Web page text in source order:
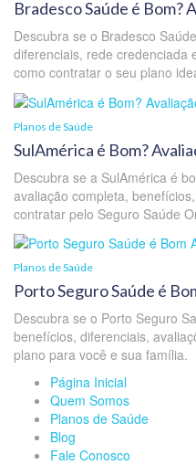
Bradesco Saúde é Bom?
Descubra se o Bradesco
diferenciais, rede credenciada
como contratar o seu plano
Planos de Saúde
SulAmérica é Bom?
Descubra se a SulAmérica é
avaliação completa,
contratar pelo Seguro Saúde
Planos de Saúde
Porto Seguro Saúde é
Descubra se o Porto Seguro
benefícios, diferenciais,
plano para você e sua família.
Página Inicial
Quem Somos
Planos de Saúde
Blog
Fale Conosco